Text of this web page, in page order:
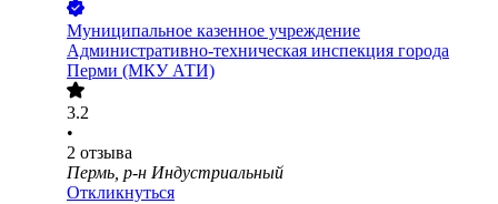
Муниципальное казенное учреждение
Административно-техническая инспекция города
Перми (МКУ АТИ)
3.2
•
2 отзыва
Пермь, р-н Индустриальный
Откликнуться